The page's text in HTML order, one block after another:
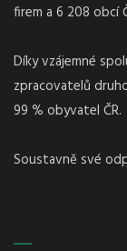
firem a 6 208 obcí
Díky vzájemné
zpracovatelů
99 % obyvatel ČR.
Soustavně své